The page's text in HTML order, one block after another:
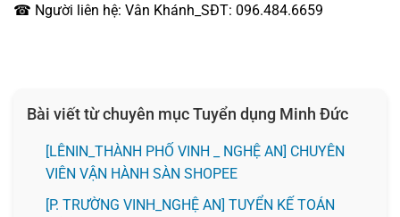
☎ Người liên hệ: Vân Khánh_SĐT: 096.484.6659
Bài viết từ chuyên mục Tuyển dụng Minh Đức
️[LÊNIN_THÀNH PHỐ VINH _ NGHỆ AN] CHUYÊN
VIÊN VẬN HÀNH SÀN SHOPEE
[P. TRƯỜNG VINH_NGHỆ AN] TUYỂN KẾ TOÁN